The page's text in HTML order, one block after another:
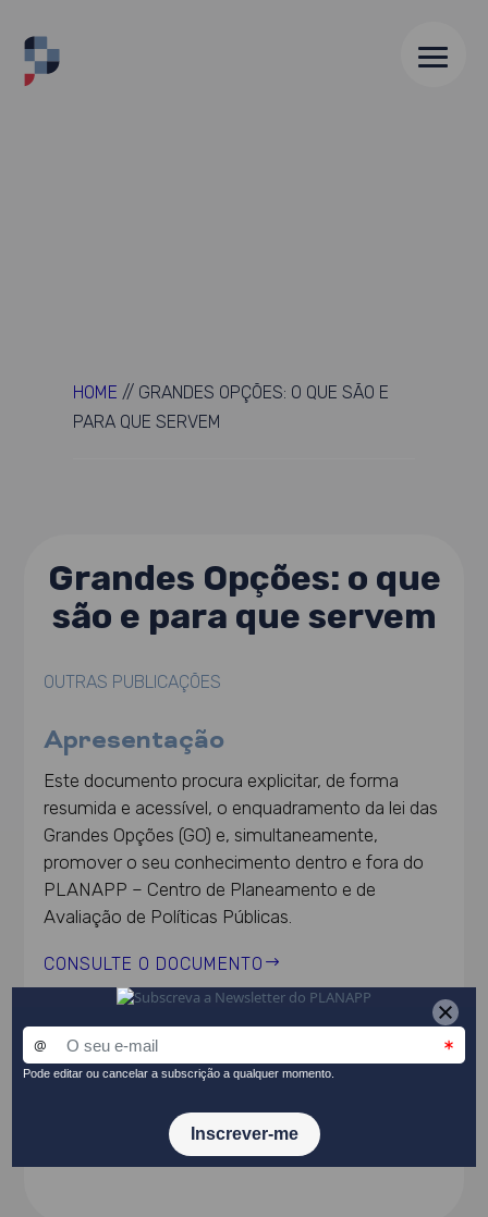
HOME // GRANDES OPÇÕES: O QUE SÃO E
PARA QUE SERVEM
Grandes Opções: o que
são e para que servem
OUTRAS PUBLICAÇÕES
Apresentação
Este documento procura explicitar, de forma
resumida e acessível, o enquadramento da lei das
Grandes Opções (GO) e, simultaneamente,
promover o seu conhecimento dentro e fora do
PLANAPP – Centro de Planeamento e de
Avaliação de Políticas Públicas.
CONSULTE O DOCUMENTO
PARTILHAR NO LINKEDIN
ATIVIDADE GO//INSTRUMENTOS DE
//PLANEAMENTO//